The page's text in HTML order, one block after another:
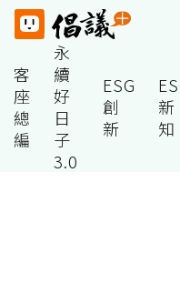
客
座
總
編
永
續
好
日
子
3.0
ESG
創
新
新
知